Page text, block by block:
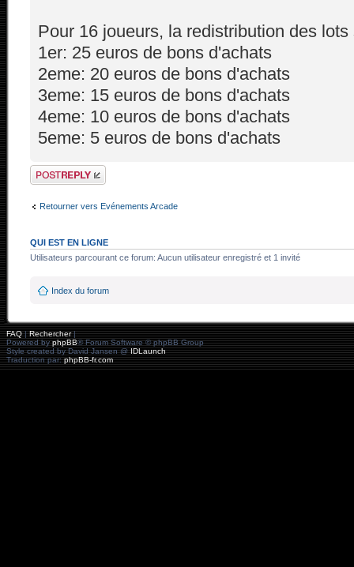
Pour 16 joueurs, la redistribution des
1er: 25 euros de bons d'achats
2eme: 20 euros de bons d'achats
3eme: 15 euros de bons d'achats
4eme: 10 euros de bons d'achats
5eme: 5 euros de bons d'achats
Répondre
Retourner vers Evénements Arcade
QUI EST EN LIGNE
Utilisateurs parcourant ce forum: Aucun utilisateur enregistré et 1 invité
Index du forum
FAQ|Rechercher|
Powered byphpBB® Forum Software © phpBB Group
Style created by David Jansen @IDLaunch
Traduction par:phpBB-fr.com